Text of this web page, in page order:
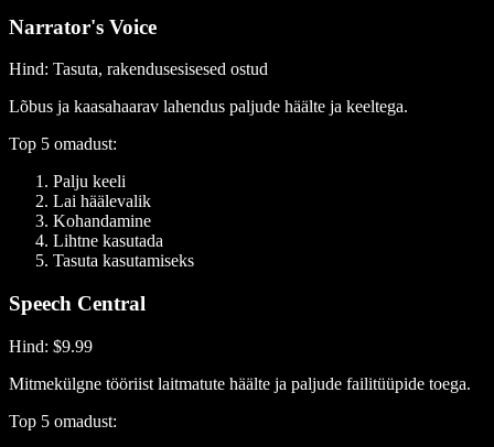
Narrator's Voice
Hind: Tasuta, rakendusesisesed ostud
Lõbus ja kaasahaarav lahendus paljude häälte ja keeltega.
Top 5 omadust:
Palju keeli
Lai häälevalik
Kohandamine
Lihtne kasutada
Tasuta kasutamiseks
Speech Central
Hind: $9.99
Mitmekülgne tööriist laitmatute häälte ja paljude failitüüpide toega.
Top 5 omadust: